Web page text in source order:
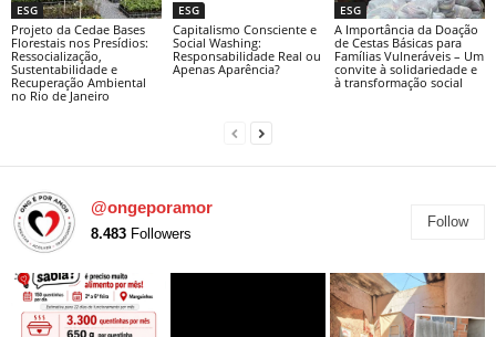
ESG
Projeto da Cedae Bases
Florestais nos Presídios:
Ressocialização,
Sustentabilidade e
Recuperação Ambiental
no Rio de Janeiro
ESG
Capitalismo Consciente e
Social Washing:
Responsabilidade Real ou
Apenas Aparência?
ESG
A Importância da Doação
de Cestas Básicas para
Famílias Vulneráveis – Um
convite à solidariedade e
à transformação social
@ongeporamor
8.483 Followers
Follow